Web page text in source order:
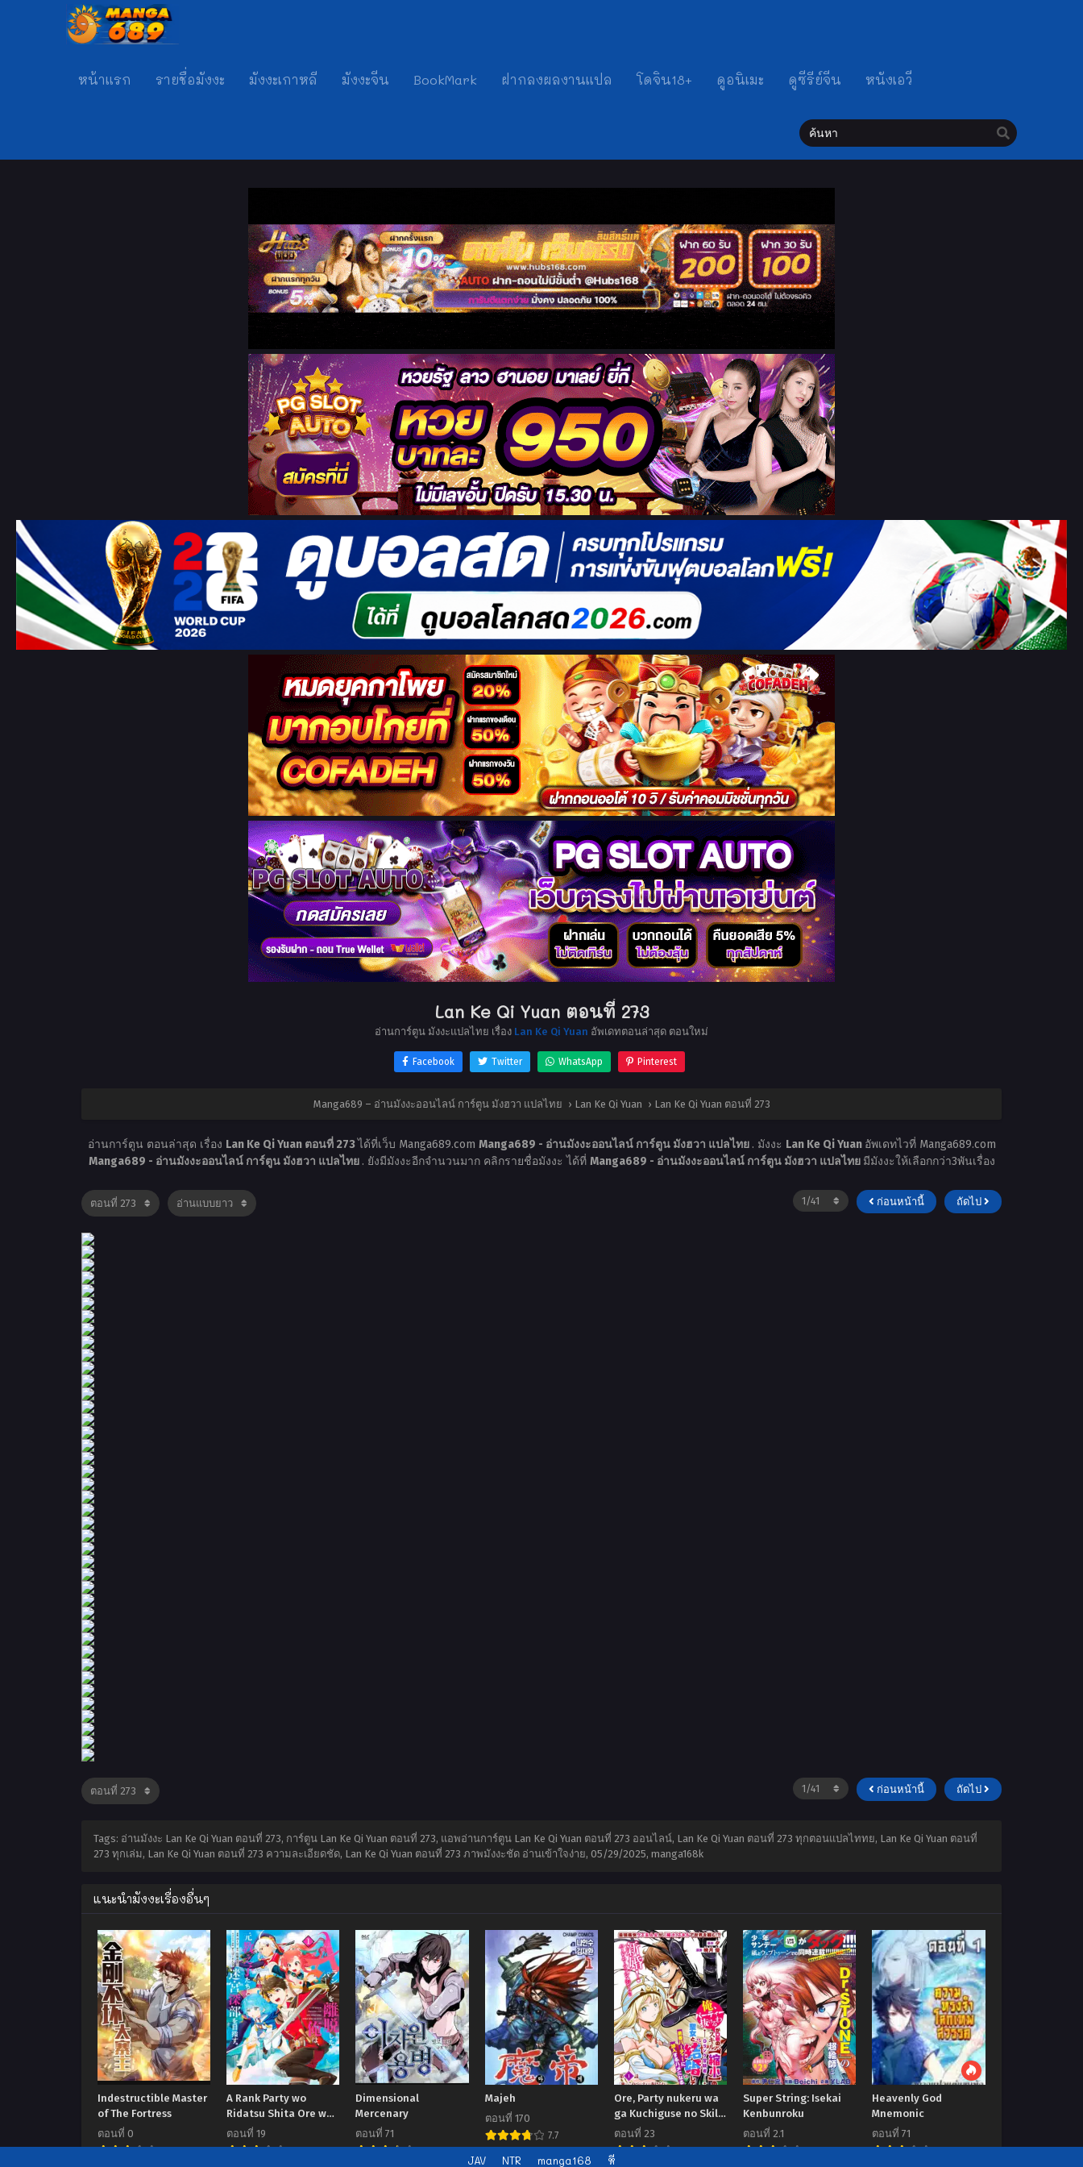
หน้าแรก รายชื่อมังงะ มังงะเกาหลี มังงะจีน BookMark ฝากลงผลงานแปล โดจิน18+ ดูอนิเมะ ดูซีรีย์จีน หนังเอวี
Lan Ke Qi Yuan ตอนที่ 273
อ่านการ์ตูน มังงะแปลไทย เรื่อง Lan Ke Qi Yuan อัพเดทตอนล่าสุด ตอนใหม่
Facebook Twitter WhatsApp Pinterest
Manga689 – อ่านมังงะออนไลน์ การ์ตูน มังฮวา แปลไทย › Lan Ke Qi Yuan › Lan Ke Qi Yuan ตอนที่ 273
อ่านการ์ตูน ตอนล่าสุด เรื่อง Lan Ke Qi Yuan ตอนที่ 273ได้ที่เว็บ Manga689.com Manga689 - อ่านมังงะออนไลน์ การ์ตูน มังฮวา แปลไทย . มังงะ Lan Ke Qi Yuan อัพเดทไวที่ Manga689.com
Manga689 - อ่านมังงะออนไลน์ การ์ตูน มังฮวา แปลไทย . ยังมีมังงะอีกจำนวนมาก คลิกรายชื่อมังงะ ได้ที่ Manga689 - อ่านมังงะออนไลน์ การ์ตูน มังฮวา แปลไทย มีมังงะให้เลือกกว่า3พันเรื่อง
ก่อนหน้านี้ ถัดไป
ก่อนหน้านี้ ถัดไป
Tags: อ่านมังงะ Lan Ke Qi Yuan ตอนที่ 273, การ์ตูน Lan Ke Qi Yuan ตอนที่ 273, แอพอ่านการ์ตูน Lan Ke Qi Yuan ตอนที่ 273 ออนไลน์, Lan Ke Qi Yuan ตอนที่ 273 ทุกตอนแปลไททย, Lan Ke Qi Yuan ตอนที่
273 ทุกเล่ม, Lan Ke Qi Yuan ตอนที่ 273 ความละเอียดชัด, Lan Ke Qi Yuan ตอนที่ 273 ภาพมังงะชัด อ่านเข้าใจง่าย, 05/29/2025, manga168k
แนะนำมังงะเรื่องอื่นๆ
Indestructible Master
of The Fortress
ตอนที่ 0
A Rank Party wo
Ridatsu Shita Ore wa,
Moto Oshiego Tachi to
Meikyuu Shinbu wo
ตอนที่ 19
Dimensional
Mercenary
ตอนที่ 71
Majeh
ตอนที่ 170
7.7
Ore, Party nukeru wa
ga Kuchiguse no Skill
Shukushou no D Rank
Boukensha, Seijo to
Kekkon Shite Yuusha
ตอนที่ 23
Super String: Isekai
Kenbunroku
ตอนที่ 2.1
Heavenly God
Mnemonic
ตอนที่ 71
JAV NTR manga168 หี